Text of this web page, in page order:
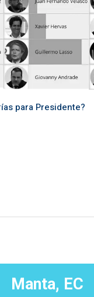
para Presidente?
Manta, EC